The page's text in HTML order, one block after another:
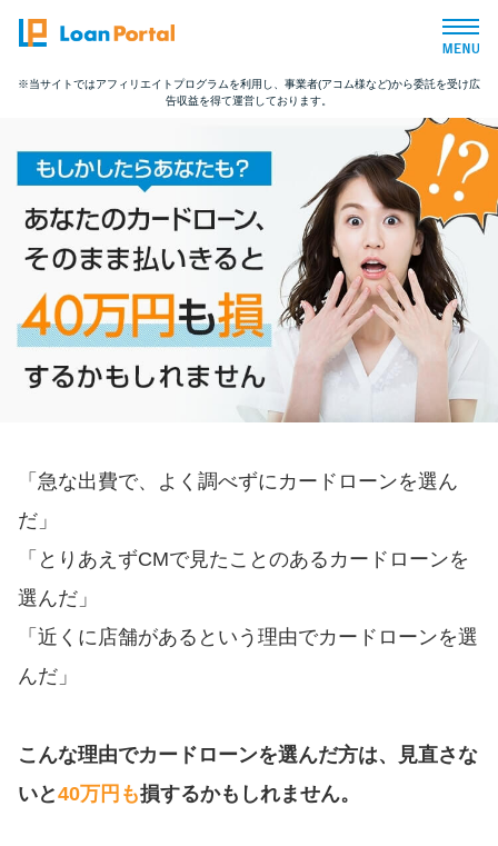
トップページ
おすすめコンテンツ
総合人気ランキング
とにかくすぐ借りたい方向け
バレずに借りたい方向け
カードローン診断
カードローンQ&A
リボ払いをそのまま払いきると
損！
※当サイトではアフィリエイトプログラムを利用し、事業者(アコム様など)から委託を受け広
告収益を得て運営しております。
「急な出費で、よく調べずにカードローンを選ん
だ」
「とりあえずCMで見たことのあるカードローンを
選んだ」
「近くに店舗があるという理由でカードローンを選
んだ」
こんな理由でカードローンを選んだ方は、見直さな
いと40万円も損するかもしれません。